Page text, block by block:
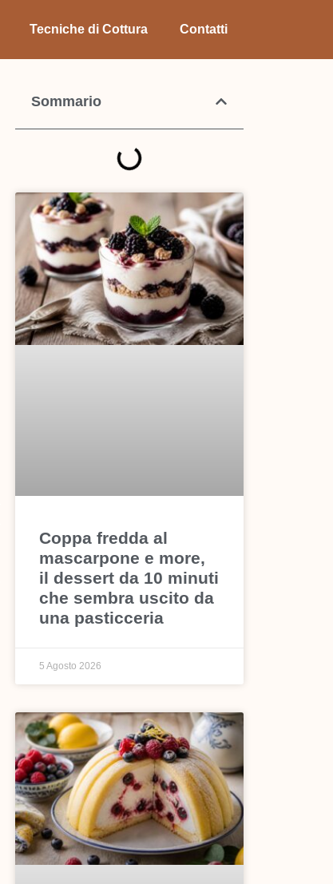
Tecniche di Cottura Contatti
Sommario
Coppa fredda al
mascarpone e more,
il dessert da 10 minuti
che sembra uscito da
una pasticceria
5 Agosto 2026